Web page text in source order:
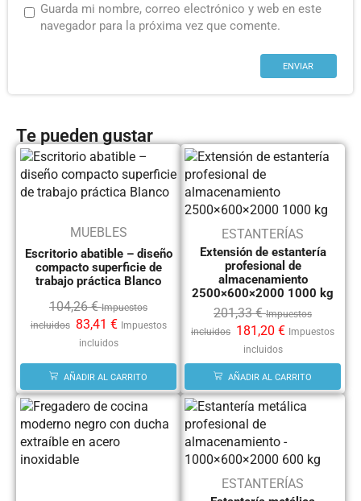
Guarda mi nombre, correo electrónico y web en este
navegador para la próxima vez que comente.
Te pueden gustar
MUEBLES
Escritorio abatible – diseño
compacto superficie de
trabajo práctica Blanco
104,26€ Impuestos
incluidos
83,41 €
Impuestos
incluidos
AÑADIR AL CARRITO
ESTANTERÍAS
Extensión de estantería
profesional de
almacenamiento
2500×600×2000 1000 kg
201,33€ Impuestos
incluidos 181,20 € Impuestos
incluidos
AÑADIR AL CARRITO
ESTANTERÍAS